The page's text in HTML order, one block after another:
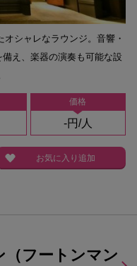
価格
-円/人
シャレなラウンジ。音響・
え、楽器の演奏も可能な設
お気に入り追加
（フートンマン